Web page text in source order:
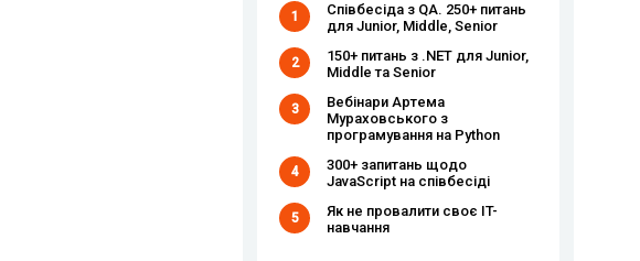
1
Співбесіда з QA. 250+ питань
для Junior, Middle, Senior
2
150+ питань з .NET для Junior,
Middle та Senior
3
Вебінари Артема
Мураховського з
програмування на Python
4
300+ запитань щодо
JavaScript на співбесіді
5
Як не провалити своє IT-
навчання